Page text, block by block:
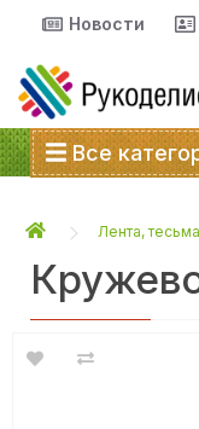
Новости
Все
Лента, тесьма